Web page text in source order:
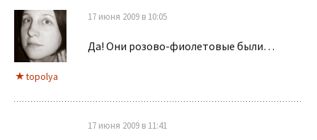
topolya
17 июня 2009 в 10:05
Да! Они розово-фиолетовые были…
17 июня 2009 в 11:41